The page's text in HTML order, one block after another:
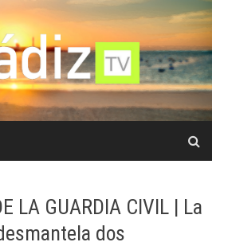
LA GUARDIA CIVIL | La
dos